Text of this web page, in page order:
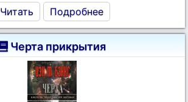
Читать Подробнее
Черта прикрытия